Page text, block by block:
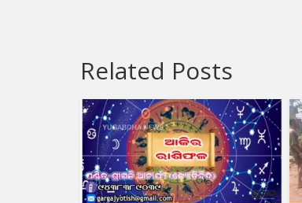
Related Posts